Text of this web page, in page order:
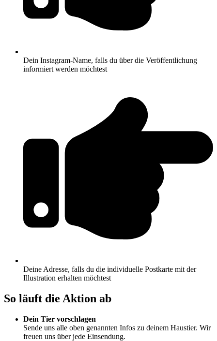
Dein Instagram-Name, falls du über die Veröffentlichung
informiert werden möchtest
Deine Adresse, falls du die individuelle Postkarte mit der
Illustration erhalten möchtest
So läuft die Aktion ab
Dein Tier vorschlagen
Sende uns alle oben genannten Infos zu deinem Haustier. Wir
freuen uns über jede Einsendung.